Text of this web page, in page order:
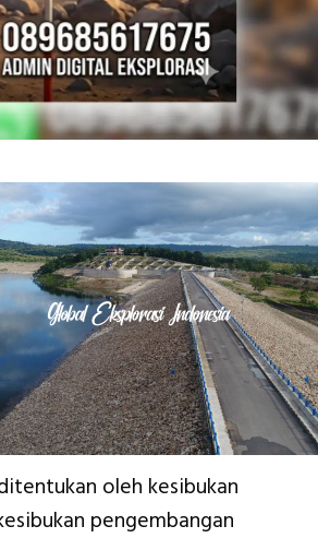
oleh kesibukan
pengembangan